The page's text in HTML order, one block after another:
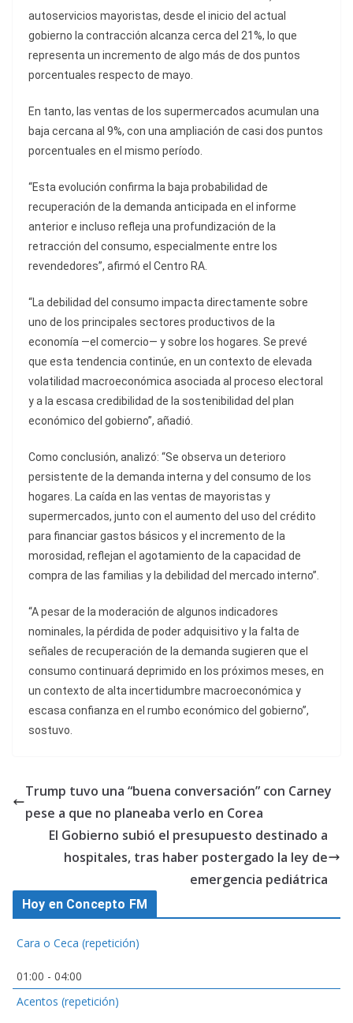
autoservicios mayoristas, desde el inicio del actual
gobierno la contracción alcanza cerca del 21%, lo que
representa un incremento de algo más de dos puntos
porcentuales respecto de mayo.
En tanto, las ventas de los supermercados acumulan una
baja cercana al 9%, con una ampliación de casi dos puntos
porcentuales en el mismo período.
“Esta evolución confirma la baja probabilidad de
recuperación de la demanda anticipada en el informe
anterior e incluso refleja una profundización de la
retracción del consumo, especialmente entre los
revendedores”, afirmó el Centro RA.
“La debilidad del consumo impacta directamente sobre
uno de los principales sectores productivos de la
economía —el comercio— y sobre los hogares. Se prevé
que esta tendencia continúe, en un contexto de elevada
volatilidad macroeconómica asociada al proceso electoral
y a la escasa credibilidad de la sostenibilidad del plan
económico del gobierno”, añadió.
Como conclusión, analizó: “Se observa un deterioro
persistente de la demanda interna y del consumo de los
hogares. La caída en las ventas de mayoristas y
supermercados, junto con el aumento del uso del crédito
para financiar gastos básicos y el incremento de la
morosidad, reflejan el agotamiento de la capacidad de
compra de las familias y la debilidad del mercado interno”.
“A pesar de la moderación de algunos indicadores
nominales, la pérdida de poder adquisitivo y la falta de
señales de recuperación de la demanda sugieren que el
consumo continuará deprimido en los próximos meses, en
un contexto de alta incertidumbre macroeconómica y
escasa confianza en el rumbo económico del gobierno”,
sostuvo.
Trump tuvo una “buena conversación” con Carney
pese a que no planeaba verlo en Corea
El Gobierno subió el presupuesto destinado a
hospitales, tras haber postergado la ley de
emergencia pediátrica
Hoy en Concepto FM
Cara o Ceca (repetición)
01:00 - 04:00
Acentos (repetición)